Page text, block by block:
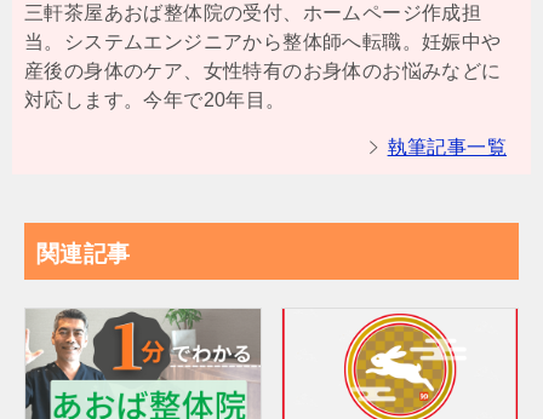
三軒茶屋あおば整体院の受付、ホームページ作成担
当。システムエンジニアから整体師へ転職。妊娠中や
産後の身体のケア、女性特有のお身体のお悩みなどに
対応します。今年で20年目。
執筆記事一覧
関連記事